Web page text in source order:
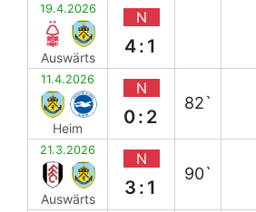
19.4.2026
Auswärts
N
4:1
11.4.2026
Heim
N
0:2
82`
21.3.2026
Auswärts
N
3:1
90`